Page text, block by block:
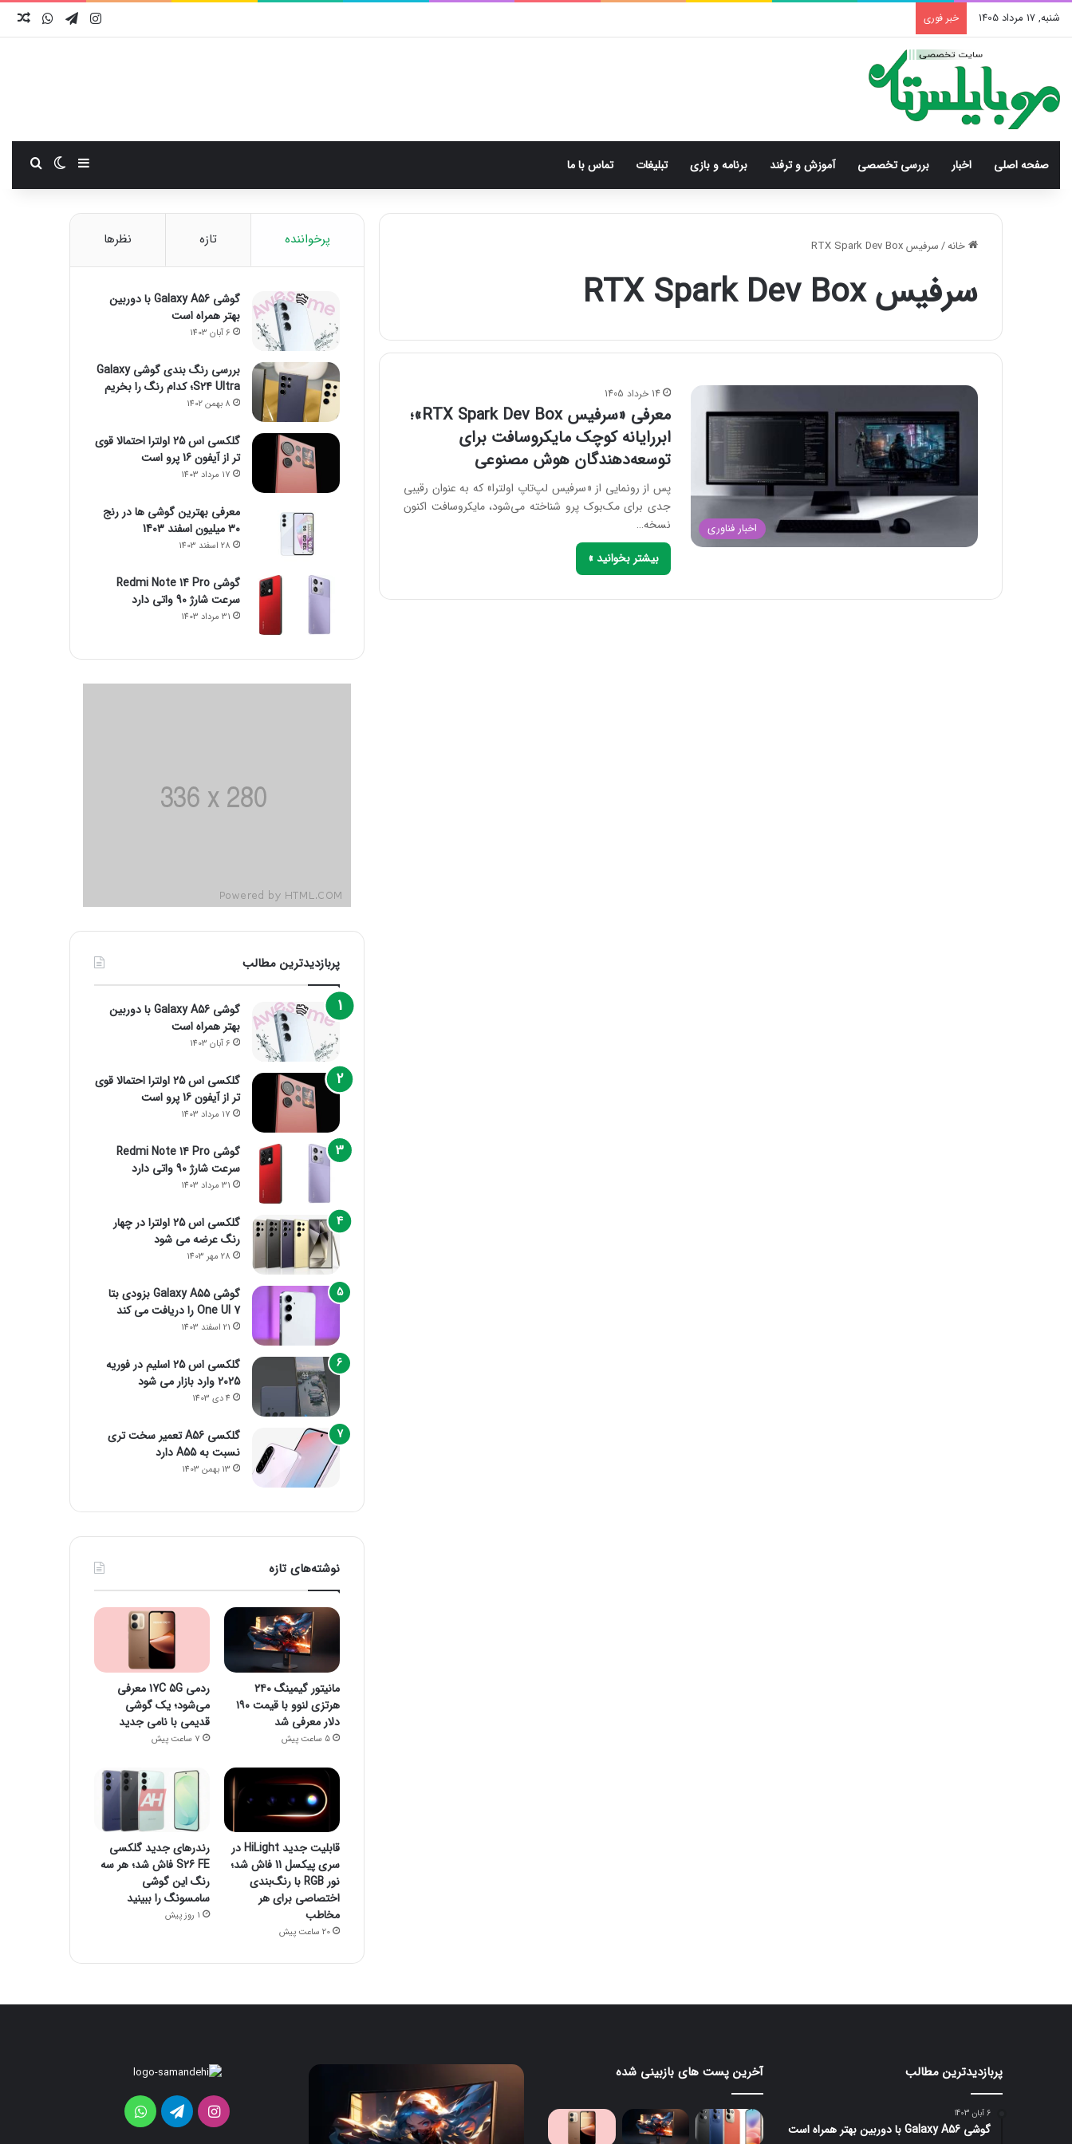
شنبه, 17 مرداد 1405 خبر فوری اینستاگرام
تلگرام واتس
صفحه اصلی اخبار بررسی‌ تخصصی آموزش و ترفند برنامه و بازی تبلیغات تماس با ما سایدبارتغییر
خانه/سرفیس RTX Spark Dev Box
سرفیس RTX Spark Dev Box
اخبار فناوری
14 خرداد 1405
معرفی «سرفیس RTX Spark Dev Box»؛
ابررایانه کوچک مایکروسافت برای
توسعه‌دهندگان هوش مصنوعی
پس از رونمایی از «سرفیس لپ‌تاپ اولترا» که به عنوان رقیبی
جدی برای مک‌بوک پرو شناخته می‌شود، مایکروسافت اکنون
نسخه…
بیشتر بخوانید »
پرخواننده تازه نظرها
گوشی Galaxy A56 با دوربین
بهتر همراه است
6 آبان 1403
بررسی رنگ بندی گوشی Galaxy
S24 Ultra؛ کدام رنگ را بخریم
8 بهمن 1402
گلکسی اس 25 اولترا احتمالا قوی
تر از آیفون 16 پرو است
17 مرداد 1403
معرفی بهترین گوشی ها در رنج
۳۰ میلیون اسفند 1403
28 اسفند 1403
گوشی Redmi Note 14 Pro
سرعت شارژ 90 واتی دارد
31 مرداد 1403
پربازدیدترین مطالب
گوشی Galaxy A56 با دوربین
بهتر همراه است
6 آبان 1403
گلکسی اس 25 اولترا احتمالا قوی
تر از آیفون 16 پرو است
17 مرداد 1403
گوشی Redmi Note 14 Pro
سرعت شارژ 90 واتی دارد
31 مرداد 1403
گلکسی اس 25 اولترا در چهار
رنگ عرضه می شود
28 مهر 1403
گوشی Galaxy A55 بزودی بتا
One UI 7 را دریافت می کند
21 اسفند 1403
گلکسی اس 25 اسلیم در فوریه
2025 وارد بازار می شود
4 دی 1403
گلکسی A56 تعمیر سخت تری
نسبت به A55 دارد
13 بهمن 1403
نوشته‌های تازه
مانیتور گیمینگ ۲۴۰
هرتزی لنوو با قیمت ۱۹۰
دلار معرفی شد
5 ساعت پیش
ردمی 17C 5G معرفی
می‌شود؛ یک گوشی
قدیمی با نامی جدید
7 ساعت پیش
قابلیت جدید HiLight در
سری پیکسل 11 فاش شد؛
نور RGB با رنگ‌بندی
اختصاصی برای هر
مخاطب
20 ساعت پیش
رندرهای جدید گلکسی
S26 FE فاش شد؛ هر سه
رنگ این گوشی
سامسونگ را ببینید
1 روز پیش
پربازدیدترین مطالب
6 آبان 1403
گوشی Galaxy A56 با دوربین بهتر همراه است
آخرین پست های بازبینی شده
رندرهای
S26
ردمی
۱۷
با
باتری
۷۵۰۰
مانیتور
گیمینگ
اینستاگرامتلگرام واتس